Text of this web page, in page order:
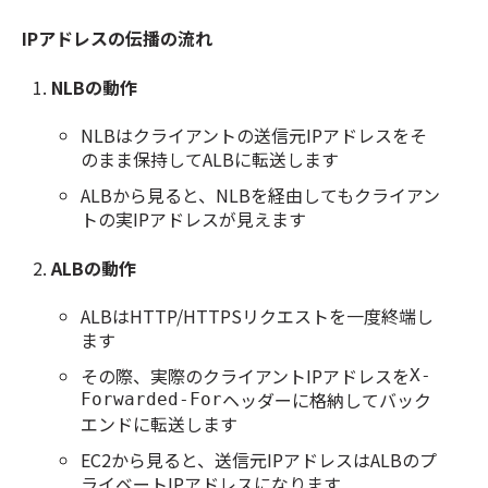
IPアドレスの伝播の流れ
NLBの動作
NLBはクライアントの送信元IPアドレスをそ
のまま保持してALBに転送します
ALBから見ると、NLBを経由してもクライアン
トの実IPアドレスが見えます
ALBの動作
ALBはHTTP/HTTPSリクエストを一度終端し
ます
その際、実際のクライアントIPアドレスをX-
Forwarded-Forヘッダーに格納してバック
エンドに転送します
EC2から見ると、送信元IPアドレスはALBのプ